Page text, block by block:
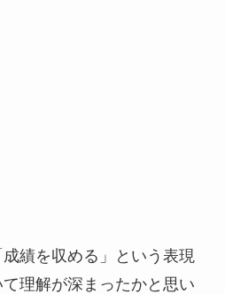
績を収める」という表現
理解が深まったかと思い